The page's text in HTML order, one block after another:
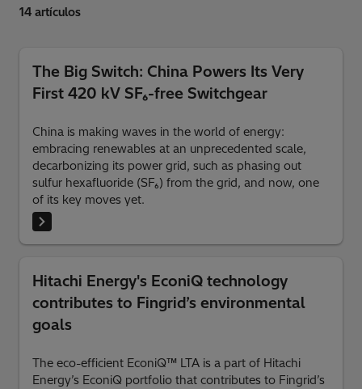
The Big Switch: China Powers Its Very
First 420 kV SF₆-free Switchgear
China is making waves in the world of energy:
embracing renewables at an unprecedented scale,
decarbonizing its power grid, such as phasing out
sulfur hexafluoride (SF₆) from the grid, and now, one
of its key moves yet.
Hitachi Energy's EconiQ technology
contributes to Fingrid’s environmental
goals
The eco-efficient EconiQ™ LTA is a part of Hitachi
Energy’s EconiQ portfolio that contributes to Fingrid’s